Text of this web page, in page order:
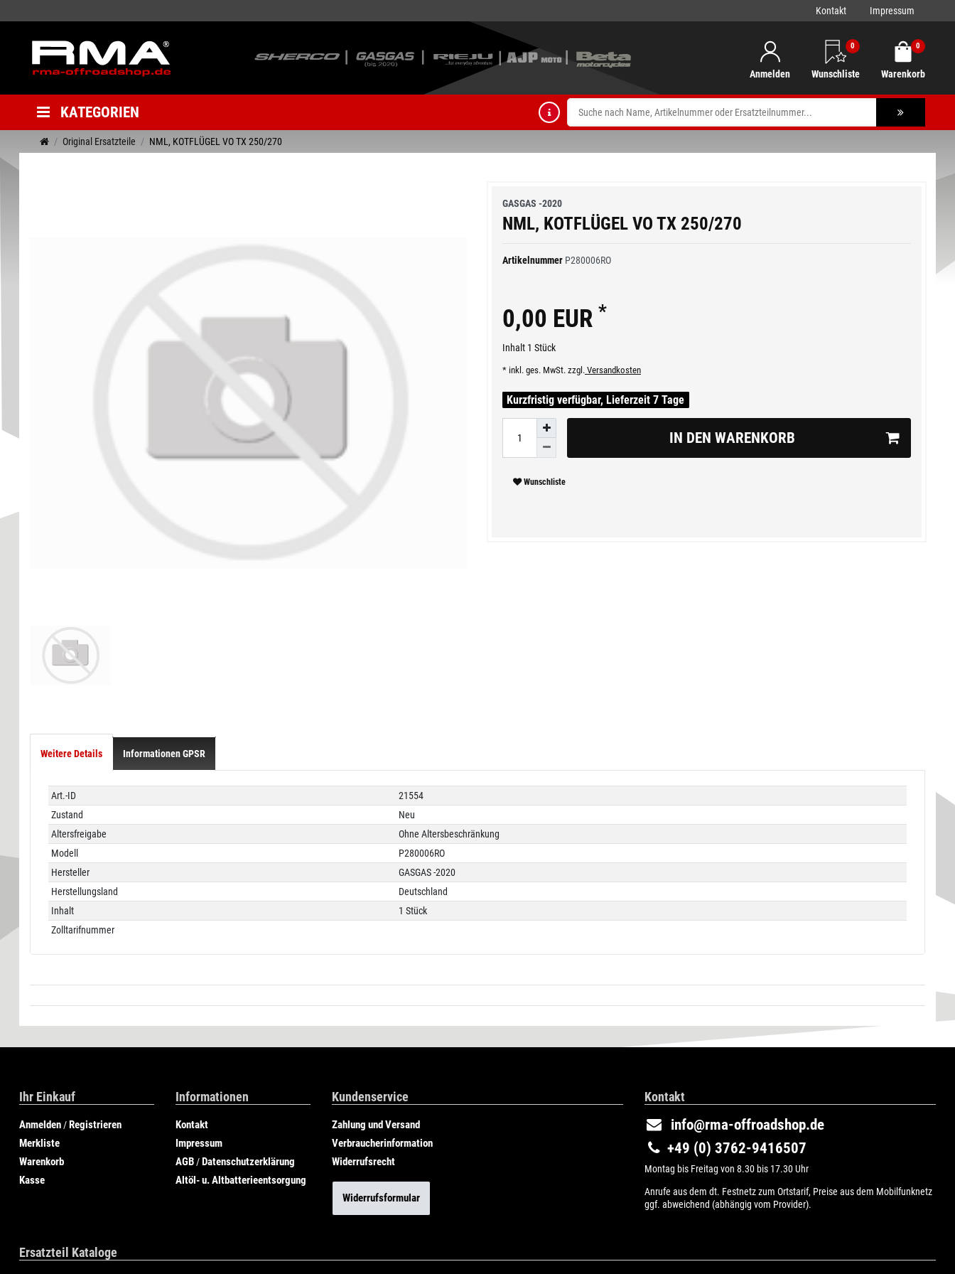
Kontakt Impressum
Anmelden
0
Wunschliste
0
Warenkorb
KATEGORIEN
Original Ersatzteile NML, KOTFLÜGEL VO TX 250/270
GASGAS -2020
NML, KOTFLÜGEL VO TX 250/270
Artikelnummer P280006RO
0,00 EUR *
Inhalt 1 Stück
* inkl. ges. MwSt. zzgl. Versandkosten
Kurzfristig verfügbar, Lieferzeit 7 Tage
IN DEN WARENKORB
Wunschliste
Weitere Details Informationen GPSR
Technisches
Merkmal
Wert
Art.-ID
21554
Zustand
Neu
Altersfreigabe
Ohne Altersbeschränkung
Modell
P280006RO
Hersteller
GASGAS -2020
Herstellungsland
Deutschland
Inhalt
1 Stück
Zolltarifnummer
Ihr Einkauf
Anmelden /Registrieren
Merkliste
Warenkorb
Kasse
Informationen
Kontakt
Impressum
AGB /Datenschutzerklärung
Altöl- u. Altbatterieentsorgung
Kundenservice
Zahlung und Versand
Verbraucherinformation
Widerrufsrecht
Widerrufsformular
Kontakt
info@rma-offroadshop.de
+49 (0) 3762-9416507
Montag bis Freitag von 8.30 bis 17.30 Uhr
Anrufe aus dem dt. Festnetz zum Ortstarif, Preise aus dem Mobilfunknetz
ggf. abweichend (abhängig vom Provider).
Ersatzteil Kataloge